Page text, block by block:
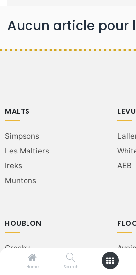
Home Search
Aucun article pour
MALTS
Simpsons
Les Maltiers
Ireks
Muntons
AEB
HOUBLON
Crosby
Hop Revolution
Orge